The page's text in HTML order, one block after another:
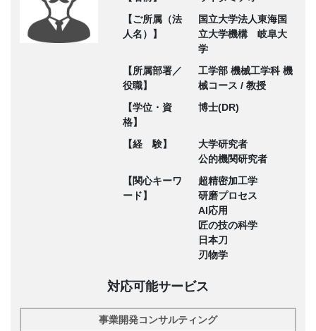
【ご所属（法
人名）】
国立大学法人東海国
立大学機構 岐阜大
学
【所属部署／
役職】
工学部 機械工学科 機
械コース / 教授
【学位・資
格】
博士(DR)
【経 験】
大学研究者
公的機関研究者
【関心キーワ
ード】
超精密加工学
研磨プロセス
AI応用
匠の技の科学
日本刀
刃物学
対応可能サービス
事業開発コンサルティング